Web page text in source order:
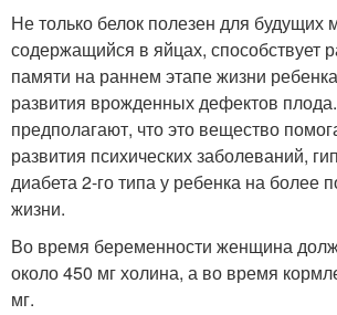
Не только белок полезен для будущих
содержащийся в яйцах, способствует
памяти на раннем этапе жизни
развития врожденных дефектов
предполагают, что это вещество
развития психических заболеваний,
диабета 2-го типа у ребенка на более
жизни.
Во время беременности женщина
около 450 мг холина, а во время
мг.